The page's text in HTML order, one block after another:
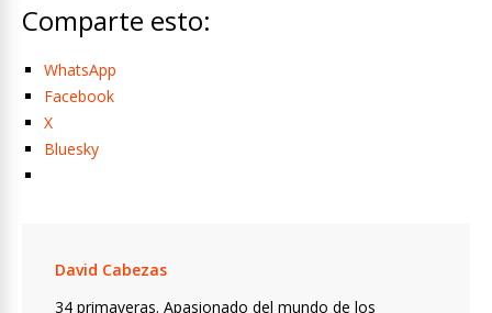
Comparte esto:
WhatsApp
Facebook
X
Bluesky
David Cabezas
34 primaveras. Apasionado del mundo de los